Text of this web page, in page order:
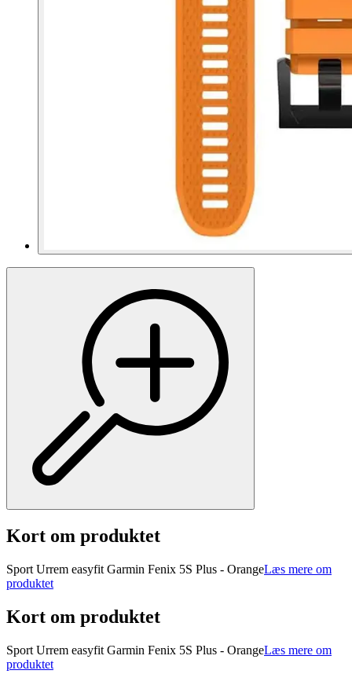
Kort om produktet
Sport Urrem easyfit Garmin Fenix 5S Plus - OrangeLæs mere om
produktet
Kort om produktet
Sport Urrem easyfit Garmin Fenix 5S Plus - OrangeLæs mere om
produktet